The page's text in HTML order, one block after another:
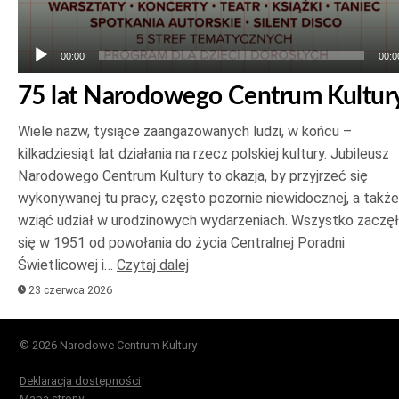
00:00
75 lat Narodowego Centrum
Wiele nazw, tysiące zaangażowanych ludzi, w końcu –
kilkadziesiąt lat działania na rzecz polskiej kultury. Jubileusz
Narodowego Centrum Kultury to okazja, by przyjrzeć się
wykonywanej tu pracy, często pozornie niewidocznej, a także
wziąć udział w urodzinowych wydarzeniach. Wszystko
się w 1951 od powołania do życia Centralnej Poradni
Świetlicowej i… Czytaj dalej
23 czerwca 2026
© 2026 Narodowe Centrum Kultury
Deklaracja dostępności